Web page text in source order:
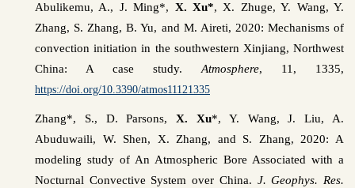
Abulikemu, A., J. Ming*, X. Xu*, X. Zhuge, Y. Wang, Y.
Zhang, S. Zhang, B. Yu, and M. Aireti, 2020: Mechanisms of
convection initiation in the southwestern Xinjiang, Northwest
China: A case study.Atmosphere, 11, 1335,
https://doi.org/10.3390/atmos11121335
Zhang*, S., D. Parsons,X. Xu*, Y. Wang, J. Liu, A.
Abuduwaili, W. Shen, X. Zhang, and S. Zhang, 2020: A
modeling study of An Atmospheric Bore Associated with a
Nocturnal Convective System over China. J. Geophys. Res.